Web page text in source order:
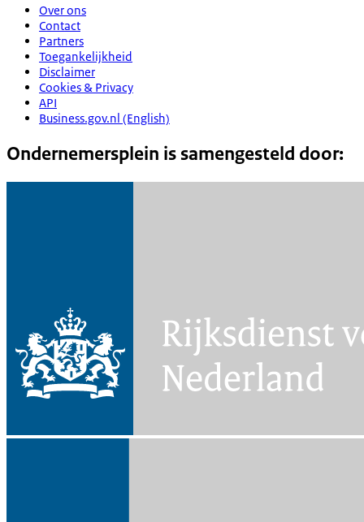
Over ons
Contact
Partners
Toegankelijkheid
Disclaimer
Cookies & Privacy
API
Business.gov.nl (English)
Ondernemersplein is samengesteld door: